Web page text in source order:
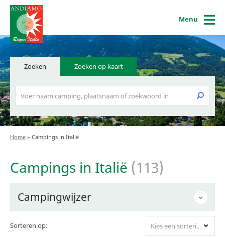
Menu
Zoeken Zoeken op kaart
Home » Campings in Italië
Campings in Italië (113)
Campingwijzer
Sorteren op: Kies een sortering